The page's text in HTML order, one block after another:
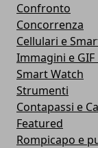
Confronto
Concorrenza
Cellulari e
Immagini e
Smart Watch
Strumenti
Contapassi e
Featured
Rompicapo e